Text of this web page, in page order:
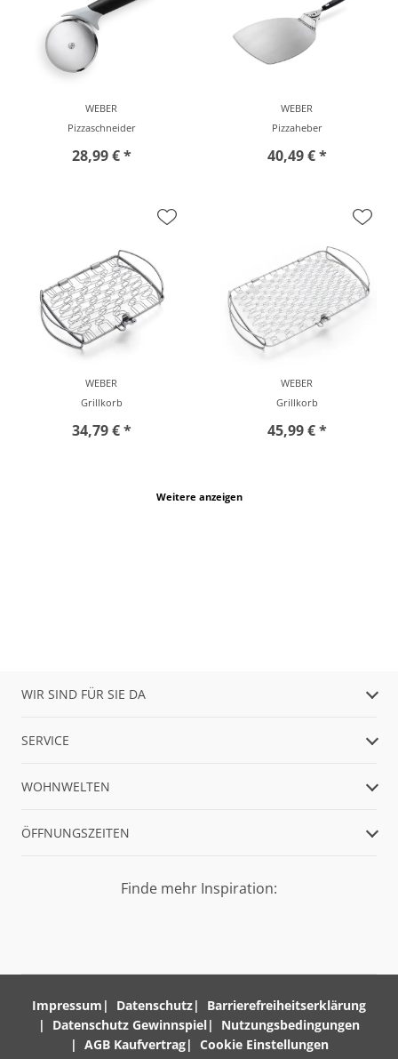
WEBER
Pizzaschneider
28,99 € *
WEBER
Pizzaheber
40,49 € *
WEBER
Grillkorb
34,79 € *
WEBER
Grillkorb
45,99 € *
Weitere anzeigen
WIR SIND FÜR SIE DA
SERVICE
WOHNWELTEN
ÖFFNUNGSZEITEN
Finde mehr Inspiration:
Impressum Datenschutz
Barrierefreiheitserklärung
Datenschutz Gewinnspiel
Nutzungsbedingungen
AGB Kaufvertrag
Cookie Einstellungen